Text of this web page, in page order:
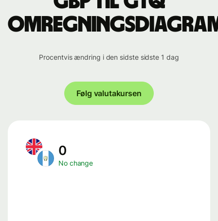
Procentvis ændring i den sidste sidste 1 dag
Følg valutakursen
0
No change